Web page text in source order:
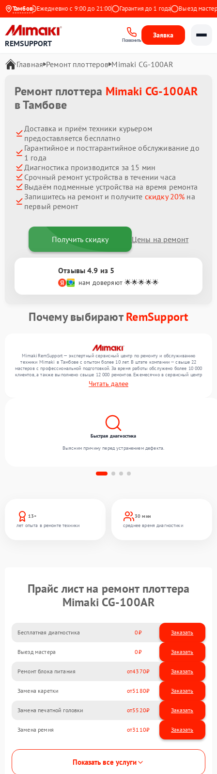
ТамбовЕжедневно с 9:00 до 21:00 Гарантия до 1 года Выезд мастера
REMSUPPORT Позвонить
Заявка
Главная Ремонт плоттеров Mimaki CG-100AR
Ремонт плоттера Mimaki CG-100AR
в Тамбове
Доставка и приём техники курьером
предоставляется бесплатно
Гарантийное и постгарантийное обслуживание до
1 года
Диагностика производится за 15 мин
Срочный ремонт устройства в течении часа
Выдаём подменные устройства на время ремонта
Запишитесь на ремонт и получите скидку 20% на
первый ремонт
Получить скидку Цены на ремонт
Отзывы 4.9 из 5
нам доверяют 🌟🌟🌟🌟🌟
Почему выбираютRemSupport
MimakiRemSupport — экспертный сервисный центр по ремонту и обслуживанию
техники Mimaki в Тамбове с опытом более 10 лет. В штате компании — свыше 22
мастеров с профессиональной подготовкой. За время работы обслужено более 10 000
клиентов, а также выполнено свыше 12 000 ремонтов. Ежемесячно в сервисный центр
поступает свыше 300 единиц техники, включая , , . Мы выполняем ремонт различного
уровня сложности и гарантируем высокое качество обслуживания благодаря опыту
Читать далее
13+
лет опыта в ремонте техники
30 мин
среднее время диагностики
Быстрая диагностика
Выясним причину перед устранением дефекта.
Прайс лист на ремонт плоттера
Mimaki CG-100AR
Бесплатная диагностика 0 Заказать
Выезд мастера 0 Заказать
Ремонт блока питания 4370
Замена каретки 5180
Замена печатной головки 5520
Замена ремня 3110
Показать все услуги